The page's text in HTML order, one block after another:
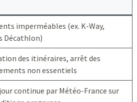
imperméables (ex. K-Way,
Décathlon)
des itinéraires, arrêt des
non essentiels
continue par Météo-France sur